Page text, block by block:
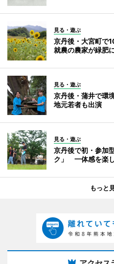
見る・遊ぶ
京丹後・大宮町で
就農の農家が緑肥
見る・遊ぶ
京丹後・蒲井で環
地元若者も出演
見る・遊ぶ
京丹後で初・参加
ク」 一体感を楽
もっと